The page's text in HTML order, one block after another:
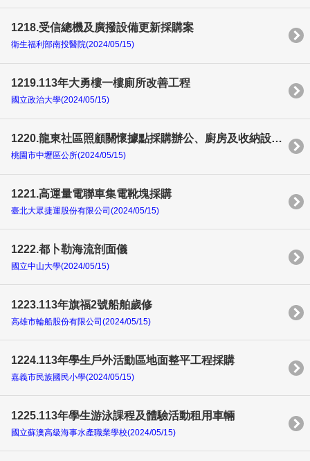
1218.受信總機及廣撥設備更新採購案
衛生福利部南投醫院(2024/05/15)
1219.113年大勇樓一樓廁所改善工程
國立政治大學(2024/05/15)
1220.龍東社區照顧關懷據點採購辦公、廚房及收納設備案
桃園市中壢區公所(2024/05/15)
1221.高運量電聯車集電靴塊採購
臺北大眾捷運股份有限公司(2024/05/15)
1222.都卜勒海流剖面儀
國立中山大學(2024/05/15)
1223.113年旗福2號船舶歲修
高雄市輪船股份有限公司(2024/05/15)
1224.113年學生戶外活動區地面整平工程採購
嘉義市民族國民小學(2024/05/15)
1225.113年學生游泳課程及體驗活動租用車輛
國立蘇澳高級海事水產職業學校(2024/05/15)